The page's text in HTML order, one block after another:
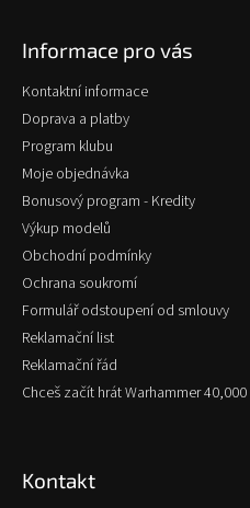
Informace pro vás
Kontaktní informace
Doprava a platby
Program klubu
Moje objednávka
Bonusový program - Kredity
Výkup modelů
Obchodní podmínky
Ochrana soukromí
Formulář odstoupení od smlouvy
Reklamační list
Reklamační řád
Chceš začít hrát Warhammer
Kontakt